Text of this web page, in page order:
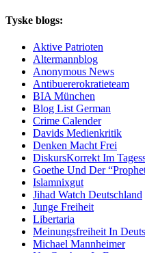
Tyske blogs:
Aktive Patrioten
Altermannblog
Anonymous News
Antibuererokratieteam
BIA München
Blog List German
Crime Calender
Davids Medienkritik
Denken Macht Frei
DiskursKorrekt Im
Goethe Und Der
Islamnixgut
Jihad Watch Deutschland
Junge Freiheit
Libertaria
Meinungsfreiheit In
Michael Mannheimer